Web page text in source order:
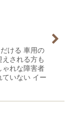
ける 車用の
される方も
ゃれな障害者
ていない イー